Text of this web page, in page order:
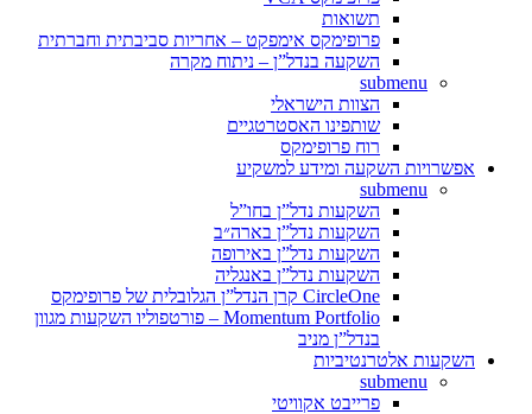
תשואות
פרופימקס אימפקט – אחריות סביבתית וחברתית
השקעה בנדל”ן – ניתוח מקרה
submenu
הצוות הישראלי
שותפינו האסטרטגיים
רוח פרופימקס
אפשרויות השקעה ומידע למשקיע
submenu
השקעות נדל”ן בחו”ל
השקעות נדל”ן בארה״ב
השקעות נדל”ן באירופה
השקעות נדל”ן באנגליה
CircleOne קרן הנדל”ן הגלובלית של פרופימקס
Momentum Portfolio – פורטפוליו השקעות מגוון
בנדל”ן מניב
השקעות אלטרנטיביות
submenu
פרייבט אקוויטי